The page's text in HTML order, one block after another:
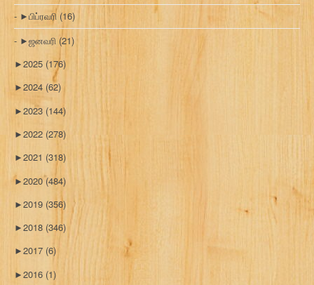
►பிப்ரவரி (16)
►ஜனவரி (21)
►2025 (176)
►2024 (62)
►2023 (144)
►2022 (278)
►2021 (318)
►2020(484)
►2019 (356)
►2018 (346)
►2017 (6)
►2016 (1)